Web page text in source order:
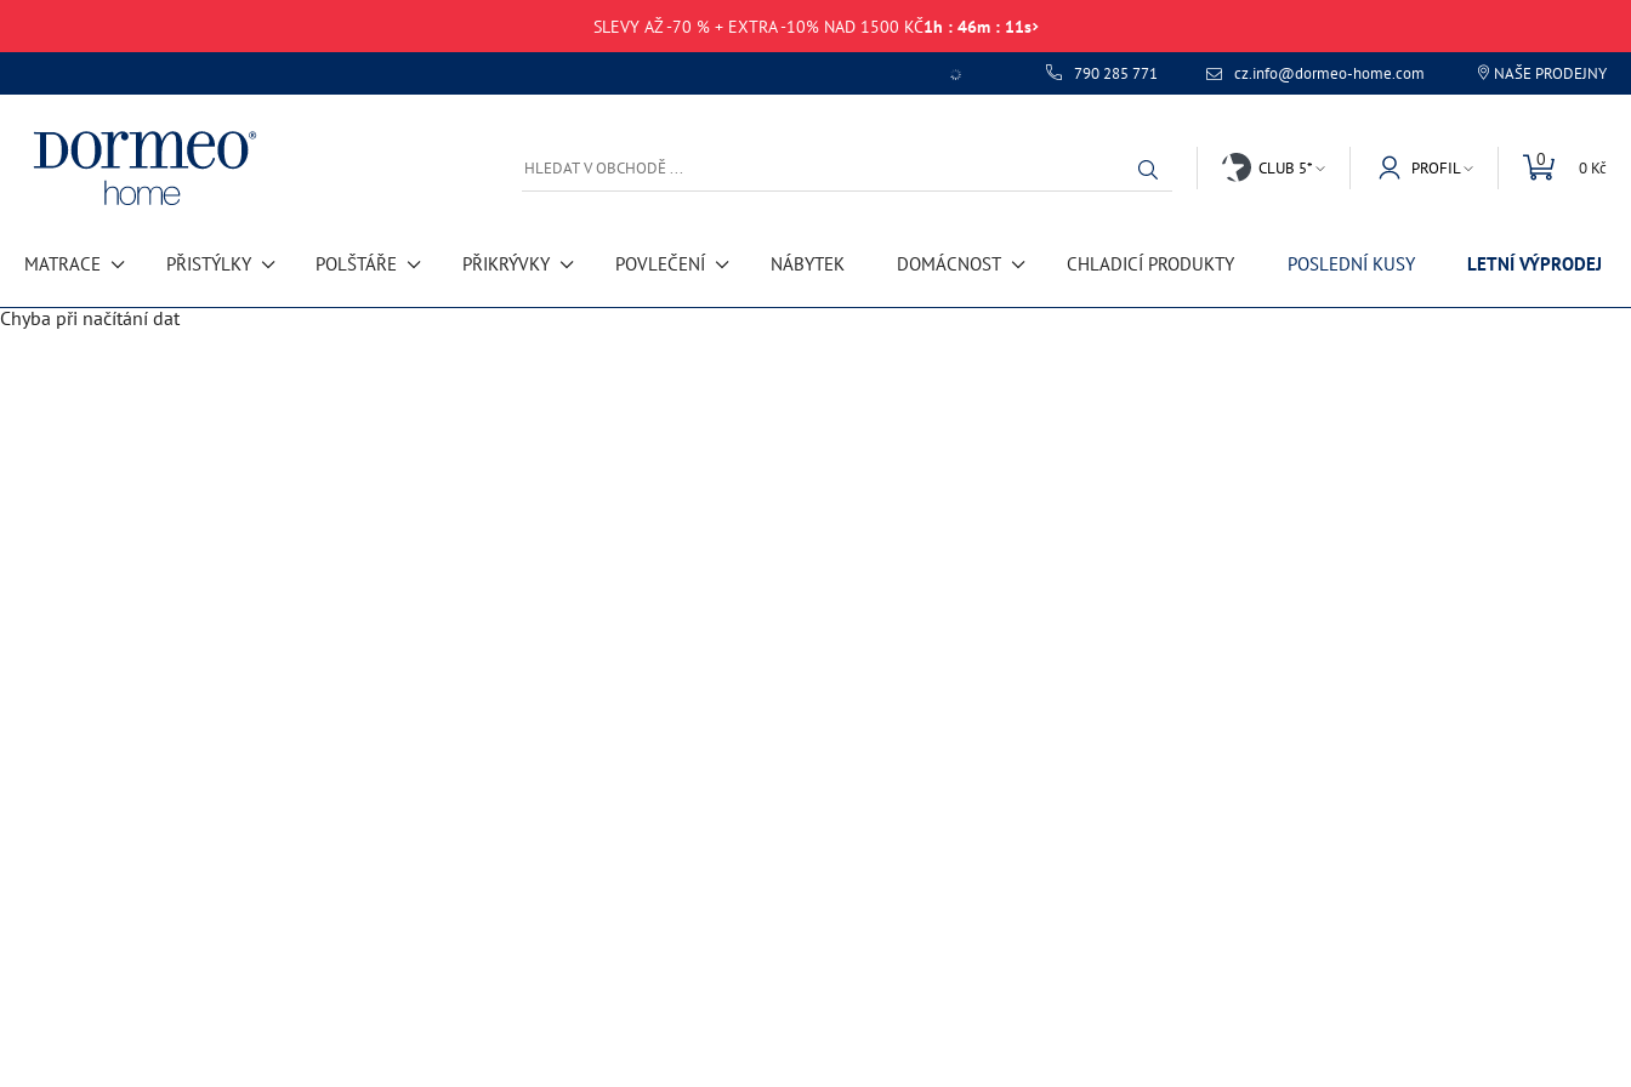
SLEVY AŽ -70 % + EXTRA -10% NAD 1500 KČ1h : 46m : 10s
Chyba při načítání dat 790 285 771 cz.info@dormeo-home.com NAŠE PRODEJNY
CLUB 5* PROFIL 0 0 Kč
MATRACE PŘISTÝLKY POLŠTÁŘE PŘIKRÝVKY POVLEČENÍ NÁBYTEK DOMÁCNOST CHLADICÍ PRODUKTY POSLEDNÍ KUSY LETNÍ VÝPRODEJ
Chyba při načítání dat